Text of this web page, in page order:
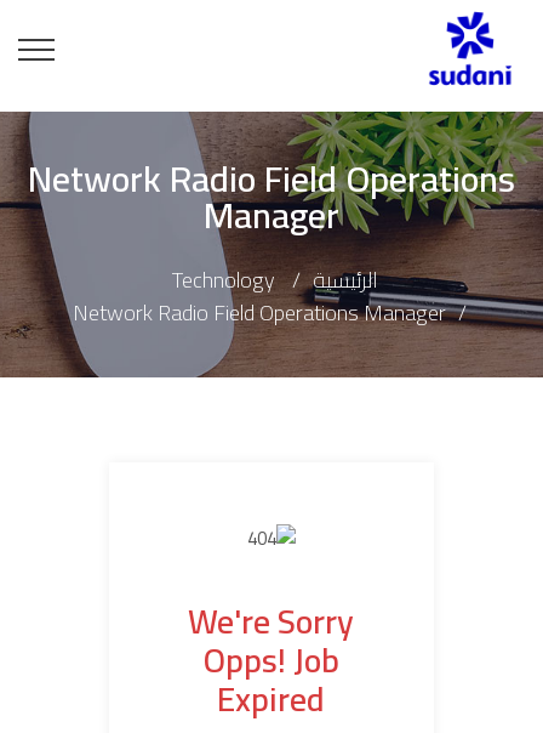
Network Radio Field Operations
Manager
الرئيسية
Technology
Network Radio Field Operations Manager
We're Sorry
Opps! Job
Expired